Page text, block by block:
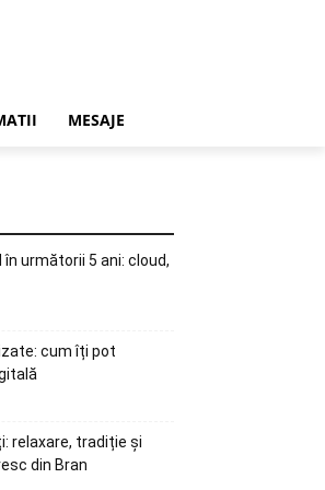
MESAJE
următorii 5 ani: cloud,
cum îți pot
relaxare, tradiție și
din Bran